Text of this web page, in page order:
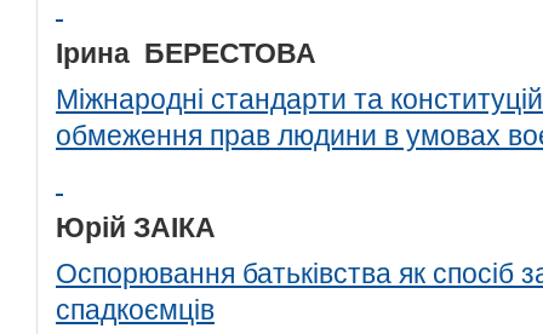
Ірина БЕРЕСТОВА
Міжнародні стандарти та
обмеження прав людини в умовах
Юрій ЗАІКА
Оспорювання батьківства як спосіб
спадкоємців